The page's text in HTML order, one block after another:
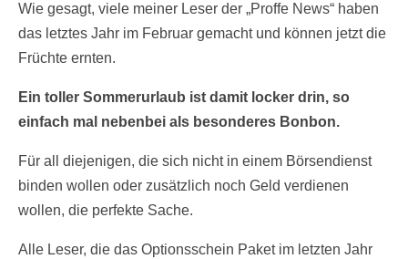
Wie gesagt, viele meiner Leser der „Proffe News“ haben
das letztes Jahr im Februar gemacht und können jetzt die
Früchte ernten.
Ein toller Sommerurlaub ist damit locker drin, so
einfach mal nebenbei als besonderes Bonbon.
Für all diejenigen, die sich nicht in einem Börsendienst
binden wollen oder zusätzlich noch Geld verdienen
wollen, die perfekte Sache.
Alle Leser, die das Optionsschein Paket im letzten Jahr